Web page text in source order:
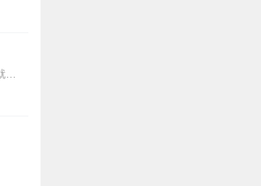
叛逆的孩子，其实更需要父母！一本书解决青春期男孩女孩的关键难题！本专辑预计135集，每天8:00更新。喜欢就订阅吧。更多精彩内容，读者朋友可点击下方链接收听我们...